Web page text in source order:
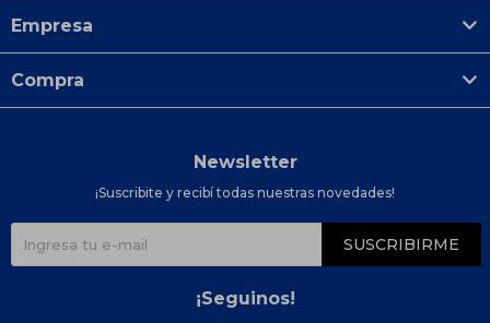
Empresa
Compra
Newsletter
¡Suscribite y recibí todas nuestras novedades!
SUSCRIBIRME
¡Seguinos!